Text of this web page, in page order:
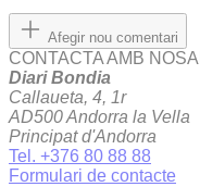
Afegir nou comentari
CONTACTA AMB
Diari Bondia
Callaueta, 4, 1r
AD500 Andorra la Vella
Principat d'Andorra
Tel. +376 80 88 88
Formulari de contacte